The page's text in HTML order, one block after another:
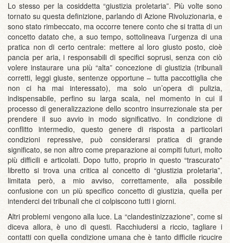
Lo stesso per la cosiddetta “giustizia proletaria”. Più volte sono
tornato su questa definizione, parlando di Azione Rivoluzionaria, e
sono stato rimbeccato, ma occorre tenere conto che si tratta di un
concetto datato che, a suo tempo, sottolineava l’urgenza di una
pratica non di certo centrale: mettere al loro giusto posto, cioè
pancia per aria, i responsabili di specifici soprusi, senza con ciò
volere instaurare una più “alta” concezione di giustizia (tribunali
corretti, leggi giuste, sentenze opportune – tutta paccottiglia che
non ci ha mai interessato), ma solo un’opera di pulizia,
indispensabile, perfino su larga scala, nel momento in cui il
processo di generalizzazione dello scontro insurrezionale sta per
prendere il suo avvio in modo significativo. In condizione di
conflitto intermedio, questo genere di risposta a particolari
condizioni repressive, può considerarsi pratica di grande
significato, se non altro come preparazione ai compiti futuri, molto
più difficili e articolati. Dopo tutto, proprio in questo “trascurato”
libretto si trova una critica al concetto di “giustizia proletaria”,
limitata però, a mio avviso, correttamente, alla possibile
confusione con un più specifico concetto di giustizia, quella per
intenderci dei tribunali che ci colpiscono tutti i giorni.
Altri problemi vengono alla luce. La “clandestinizzazione”, come si
diceva allora, è uno di questi. Racchiudersi a riccio, tagliare i
contatti con quella condizione umana che è tanto difficile ricucire